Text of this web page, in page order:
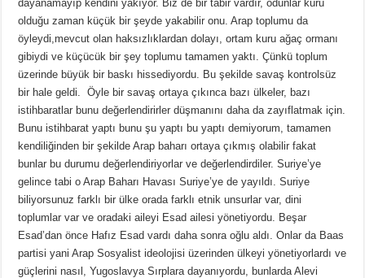
dayanamayıp kendini yakıyor. Biz de bir tabir vardır, odunlar kuru
olduğu zaman küçük bir şeyde yakabilir onu. Arap toplumu da
öyleydi,mevcut olan haksızlıklardan dolayı, ortam kuru ağaç ormanı
gibiydi ve küçücük bir şey toplumu tamamen yaktı. Çünkü toplum
üzerinde büyük bir baskı hissediyordu. Bu şekilde savaş kontrolsüz
bir hale geldi. Öyle bir savaş ortaya çıkınca bazı ülkeler, bazı
istihbaratlar bunu değerlendirirler düşmanını daha da zayıflatmak için.
Bunu istihbarat yaptı bunu şu yaptı bu yaptı demiyorum, tamamen
kendiliğinden bir şekilde Arap baharı ortaya çıkmış olabilir fakat
bunlar bu durumu değerlendiriyorlar ve değerlendirdiler. Suriye’ye
gelince tabi o Arap Baharı Havası Suriye’ye de yayıldı. Suriye
biliyorsunuz farklı bir ülke orada farklı etnik unsurlar var, dini
toplumlar var ve oradaki aileyi Esad ailesi yönetiyordu. Beşar
Esad’dan önce Hafız Esad vardı daha sonra oğlu aldı. Onlar da Baas
partisi yani Arap Sosyalist ideolojisi üzerinden ülkeyi yönetiyorlardı ve
güçlerini nasıl, Yugoslavya Sırplara dayanıyordu, bunlarda Alevi